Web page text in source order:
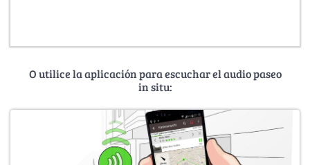
O utilice la aplicación para escuchar el audio paseo
in situ: